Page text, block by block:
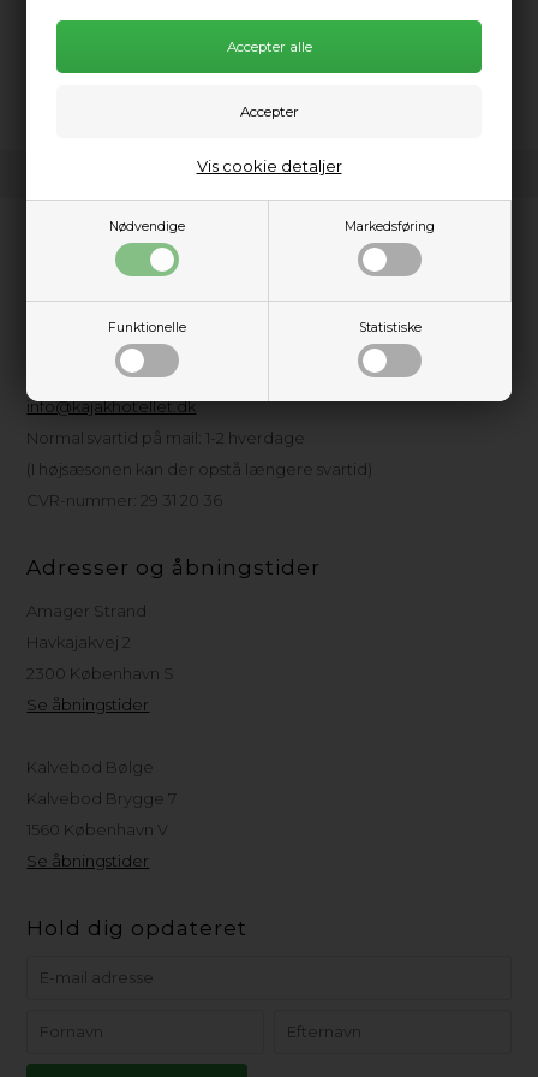
Nødvendige Markedsføring
Funktionelle Statistiske
Vis cookie detaljer
High quality trimadapter whichs fits all North pins.
Nylon construction, big rollers for easy rigging.
Kundeservice
Kajakhotellet ApS
2300 København S
Tlf.: + 45 3615 1610
info@kajakhotellet.dk
Normal svartid på mail: 1-2 hverdage
(I højsæsonen kan der opstå længere svartid)
CVR-nummer: 29 31 20 36
Adresser og åbningstider
Amager Strand
Havkajakvej 2
2300 København S
Se åbningstider
Kalvebod Bølge
Kalvebod Brygge 7
1560 København V
Se åbningstider
Hold dig opdateret